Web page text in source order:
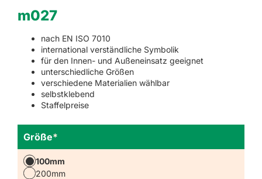
m027
nach EN ISO 7010
international verständliche Symbolik
für den Innen- und Außeneinsatz geeignet
unterschiedliche Größen
verschiedene Materialien wählbar
selbstklebend
Staffelpreise
*
Größe
100mm
200mm